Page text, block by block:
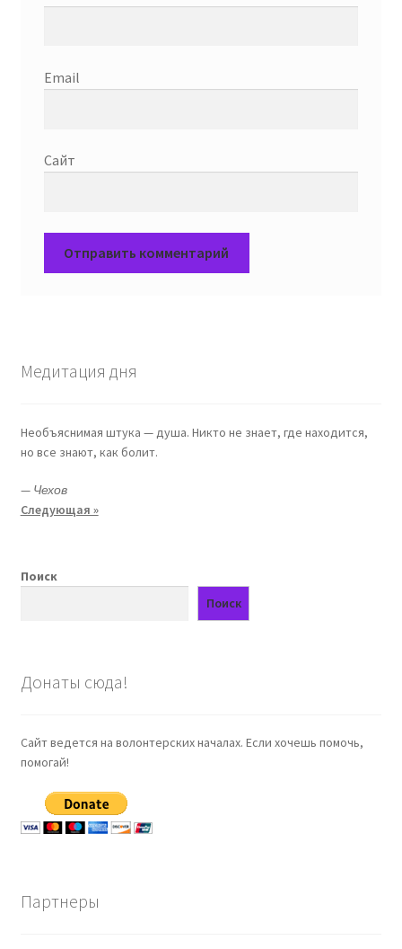
Email
Сайт
Медитация дня
Необъяснимая штука — душа. Никто не знает, где находится,
но все знают, как болит.
— Чехов
Следующая »
Поиск
Поиск
Донаты сюда!
Сайт ведется на волонтерских началах. Если хочешь помочь,
помогай!
Партнеры